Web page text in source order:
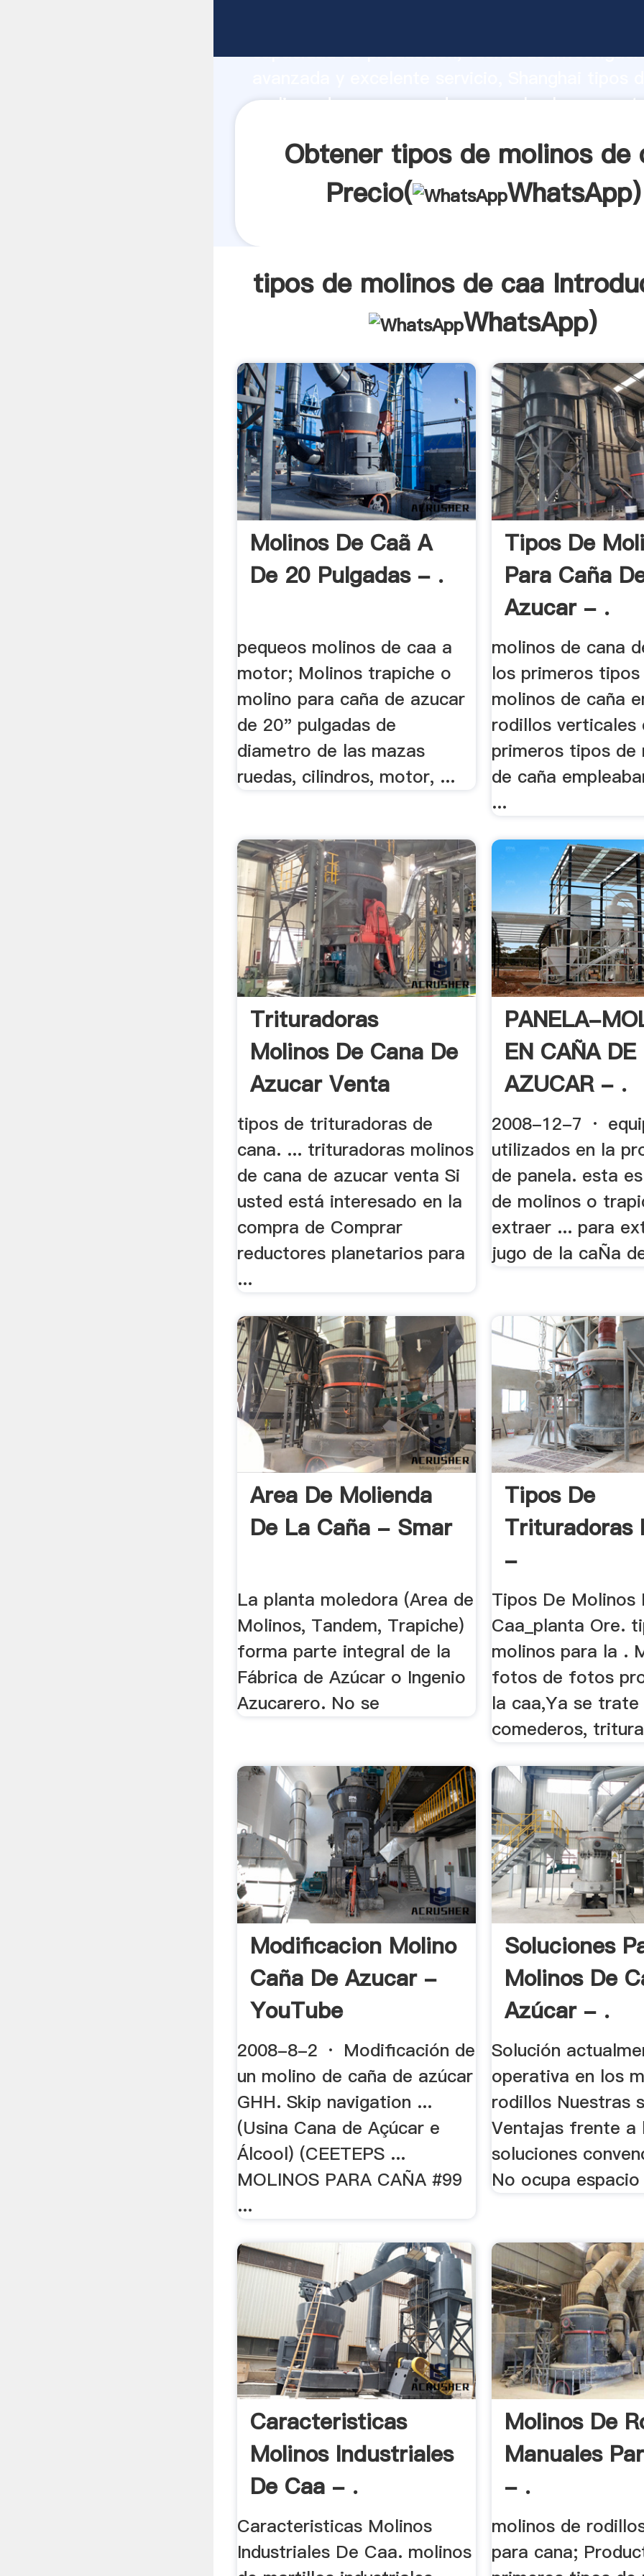
capacidad de producción, fuerza de
molinos de caa proveedor crea el valor y
Obtener tipos de molinos de
Precio(
WhatsApp)
tipos de molinos de caa
WhatsApp)
Molinos De Caã A
De 20 Pulgadas - .
pequeos molinos de caa a
motor; Molinos trapiche o
molino para caña de azucar
de 20" pulgadas de
diametro de las mazas
ruedas, cilindros, motor, ...
Tipos De
Para Caña
Azucar - .
molinos de cana
los primeros tipos
molinos de caña
rodillos verticales
primeros tipos de
de caña
...
Trituradoras
Molinos De Cana De
Azucar Venta
tipos de trituradoras de
cana. ... trituradoras molinos
de cana de azucar venta Si
usted está interesado en la
compra de Comprar
reductores planetarios para
...
PANELA-
EN CAÑA DE
AZUCAR - .
2008-12-7 ·
utilizados en la
de panela. esta
de molinos o
extraer ... para
jugo de la caÑa
Area De Molienda
De La Caña - Smar
La planta moledora (Area de
Molinos, Tandem, Trapiche)
forma parte integral de la
Fábrica de Azúcar o Ingenio
Azucarero. No se
Tipos De
Trituradoras
-
Tipos De Molinos
Caa_planta Ore.
molinos para la .
fotos de fotos
la caa,Ya se trate
comederos,
Modificacion Molino
Caña De Azucar -
YouTube
2008-8-2 · Modificación de
un molino de caña de azúcar
GHH. Skip navigation ...
(Usina Cana de Açúcar e
Álcool) (CEETEPS ...
MOLINOS PARA CAÑA #99
...
Soluciones
Molinos De
Azúcar - .
Solución
operativa en los
rodillos Nuestras
Ventajas frente a
soluciones
No ocupa espacio
Caracteristicas
Molinos Industriales
De Caa - .
Caracteristicas Molinos
Industriales De Caa. molinos
Molinos De
Manuales
- .
molinos de
para cana;